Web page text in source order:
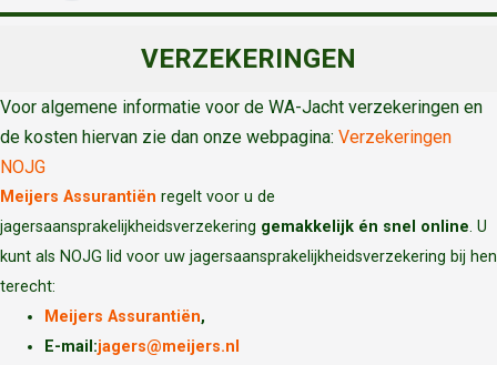
VERZEKERINGEN
Voor algemene informatie voor de WA-Jacht verzekeringen en
de kosten hiervan zie dan onze webpagina: Verzekeringen
NOJG
Meijers Assurantiën regelt voor u de
jagersaansprakelijkheidsverzekering gemakkelijk én snel online. U
kunt als NOJG lid voor uw jagersaansprakelijkheidsverzekering bij hen
terecht:
Meijers Assurantiën,
E-mail:jagers@meijers.nl